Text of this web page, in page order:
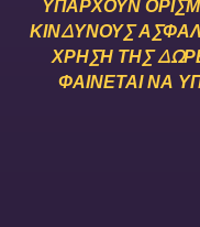
ΥΠΆΡΧΟΥΝ
ΚΙΝΔΎΝΟΥΣ
ΧΡΉΣΗ ΤΗΣ
ΦΑΊΝΕΤΑΙ ΝΑ